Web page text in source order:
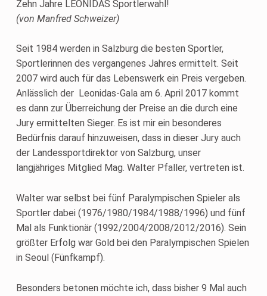
Zehn Jahre LEONIDAS Sportlerwahl!
(von Manfred Schweizer)
Seit 1984 werden in Salzburg die besten Sportler,
Sportlerinnen des vergangenes Jahres ermittelt. Seit
2007 wird auch für das Lebenswerk ein Preis vergeben.
Anlässlich der Leonidas-Gala am 6. April 2017 kommt
es dann zur Überreichung der Preise an die durch eine
Jury ermittelten Sieger. Es ist mir ein besonderes
Bedürfnis darauf hinzuweisen, dass in dieser Jury auch
der Landessportdirektor von Salzburg, unser
langjähriges Mitglied Mag. Walter Pfaller, vertreten ist.
Walter war selbst bei fünf Paralympischen Spieler als
Sportler dabei (1976/1980/1984/1988/1996) und fünf
Mal als Funktionär (1992/2004/2008/2012/2016). Sein
größter Erfolg war Gold bei den Paralympischen Spielen
in Seoul (Fünfkampf).
Besonders betonen möchte ich, dass bisher 9 Mal auch